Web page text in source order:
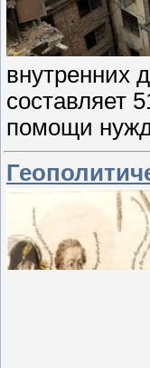
внутренних
составляет
помощи